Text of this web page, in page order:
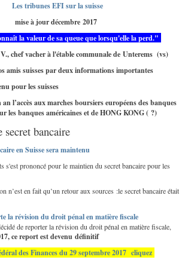
Les tribunes EFI sur la suisse
mise à jour décembre 2017
la valeur de sa queue que lorsqu'elle la perd."
vacher à l'étable communale de Unterems (vs)
amis suisses par deux informations importantes
pour les suisses
l’accès aux marches boursiers européens des banques
les banques américaines et de HONG KONG ( ?)
secret bancaire
en Suisse sera maintenu
prononcé pour le maintien du secret bancaire pour les
n’est en fait qu’un retour aux sources :le secret bancaire était
la révision du droit pénal en matière fiscale
de reporter la révision du droit pénal en matière fiscale,
ce report est devenu définitif
des Finances du 29 septembre 2017 cliquez